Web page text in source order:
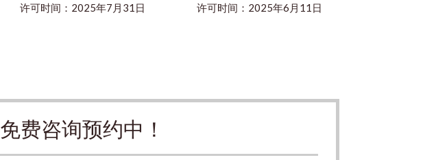
许可时间：2025年7月31日
许可时间：2025年6月11日
免费咨询预约中！